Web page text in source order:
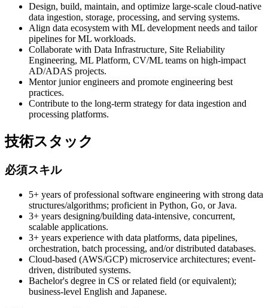
Design, build, maintain, and optimize large-scale cloud-native
data ingestion, storage, processing, and serving systems.
Align data ecosystem with ML development needs and tailor
pipelines for ML workloads.
Collaborate with Data Infrastructure, Site Reliability
Engineering, ML Platform, CV/ML teams on high-impact
AD/ADAS projects.
Mentor junior engineers and promote engineering best
practices.
Contribute to the long-term strategy for data ingestion and
processing platforms.
技術スタック
必須スキル
5+ years of professional software engineering with strong data
structures/algorithms; proficient in Python, Go, or Java.
3+ years designing/building data-intensive, concurrent,
scalable applications.
3+ years experience with data platforms, data pipelines,
orchestration, batch processing, and/or distributed databases.
Cloud-based (AWS/GCP) microservice architectures; event-
driven, distributed systems.
Bachelor's degree in CS or related field (or equivalent);
business-level English and Japanese.